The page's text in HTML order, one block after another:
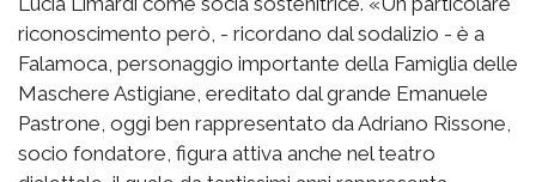
riconoscimento però, - ricordano dal sodalizio - è a
Falamoca, personaggio importante della Famiglia delle
Maschere Astigiane, ereditato dal grande Emanuele
Pastrone, oggi ben rappresentato da Adriano Rissone,
socio fondatore, figura attiva anche nel teatro